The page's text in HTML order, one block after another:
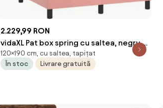
2.229,99 RON
vidaXL Pat box spring cu saltea, negru,
120x190 cm, catifea
120×190 cm, cu saltea, tapițat
În stoc
Livrare gratuită